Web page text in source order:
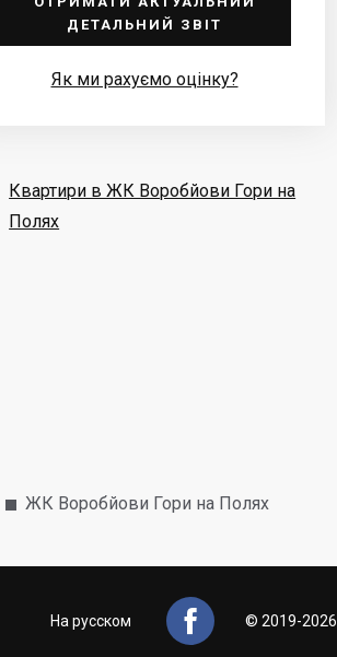
ДЕТАЛЬНИЙ ЗВІТ
Як ми рахуємо оцінку?
Квартири в ЖК Воробйови Гори на
Полях
ЖК Воробйови Гори на Полях
На русском  © 2019-2026